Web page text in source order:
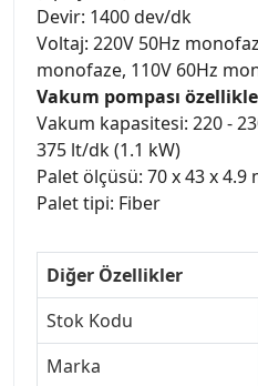
Devir: 1400 dev/dk
Voltaj: 220V 50Hz
monofaze, 110V 60Hz
Vakum pompası
Vakum kapasitesi: 220 -
375 lt/dk (1.1 kW)
Palet ölçüsü: 70 x 43 x 4.9
Palet tipi: Fiber
Diğer Özellikler
Stok Kodu
Marka